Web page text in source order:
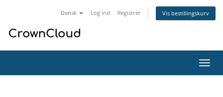
Dansk Log ind Registrer Vis bestillingskurv
Skift